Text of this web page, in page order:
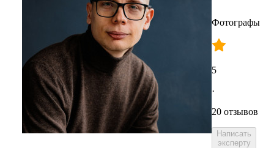
Фотографы
5
·
20 отзывов
Написать
эксперту